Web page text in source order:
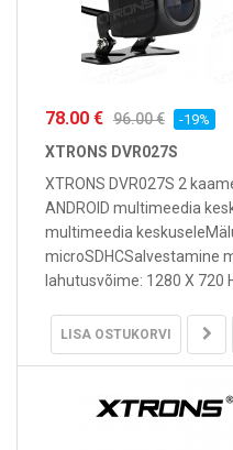
78.00 € 96.00 € -19%
XTRONS DVR027S
XTRONS DVR027S 2
ANDROID multimeedia
multimeedia
microSDHCSalvestamine
lahutusvõime: 1280 X 720
LISA OSTUKORVI